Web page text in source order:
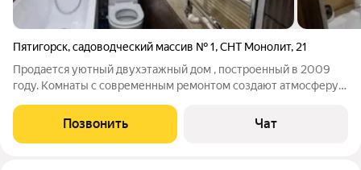
Пятигорск,садоводческий массив № 1,СНТ Монолит, 21
Продается уютный двухэтажный дом , построенный в 2009
году. Комнаты с современным ремонтом создают атмосферу
кухня,прихожая,2 комнаты и совместный санузел. На втором
мансардном этаже 39 квадратов
Позвонить Чат